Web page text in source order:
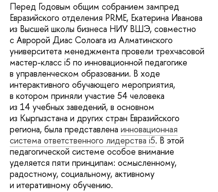
Перед Годовым общим собранием зампред
Евразийского отделения PRME, Екатерина Иванова
из Высшей школы бизнеса НИУ ВШЭ, совместно
с Авророй Диас Солоага из Алматинского
университета менеджмента провели трехчасовой
мастер-класс i5 по инновационной педагогике
в управленческом образовании. В ходе
интерактивного обучающего мероприятия,
в котором приняли участие 54 человека
из 14 учебных заведений, в основном
из Кыргызстана и других стран Евразийского
региона, была представлена инновационная
система ответственного лидерства i5. В этой
педагогической системе особое внимание
уделяется пяти принципам: осмысленному,
радостному, социальному, активному
и итеративному обучению.